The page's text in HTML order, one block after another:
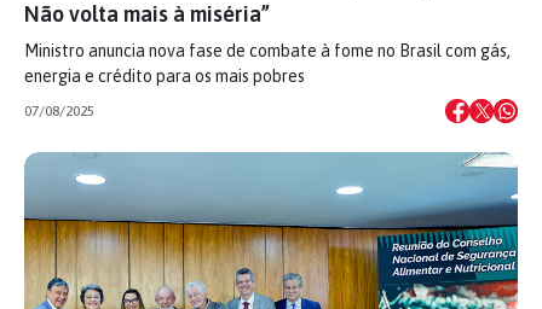
Não volta mais à miséria”
Ministro anuncia nova fase de combate à fome no Brasil com gás,
energia e crédito para os mais pobres
07/08/2025